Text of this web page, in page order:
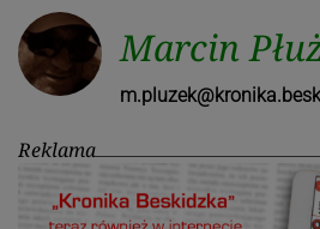
Marcin
Reklama